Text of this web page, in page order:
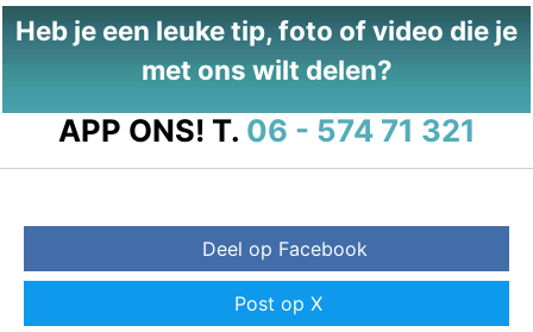
Heb je een leuke tip, foto of video die je
met ons wilt delen?
APP ONS! T. 06 - 574 71 321
Deel op Facebook
Post op X